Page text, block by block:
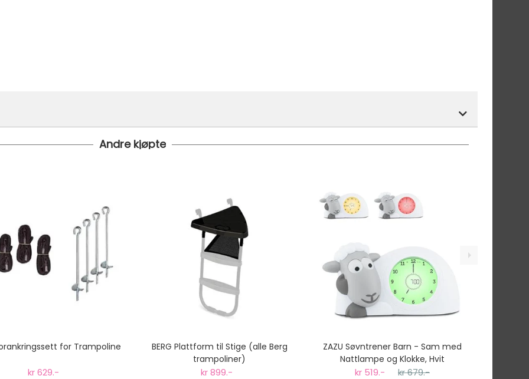
direkte. På grunn av størrelsen, vennligst velg hjemlevering store varer. Leveringstid er normalt ca 1 uke fra
koster fra kr 129 - og dersom dette er tilgjengelig på ditt postnummer vil du få det som et alternativ i kassen.
til tre dager fra bestilling til levering.
Andre kjøpte
for Trampoline
kr 629.-
BERG Plattform til Stige (alle Berg
trampoliner)
kr 899.-
ZAZU Søvntrener Barn - Sam med
Nattlampe og Klokke, Hvit
kr 519.- kr 679.-